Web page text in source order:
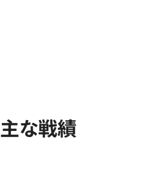
主な戦績